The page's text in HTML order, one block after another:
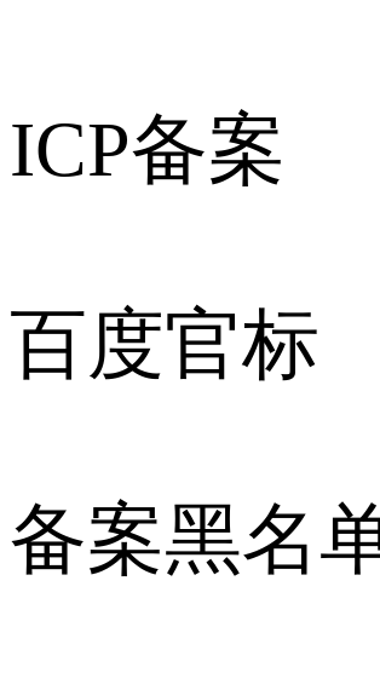
ICP备案
百度官标
备案黑名